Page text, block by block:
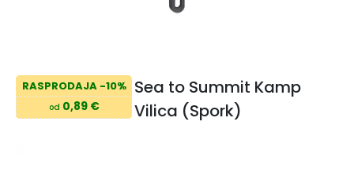
RASPRODAJA -10%
od 0,89 €
Sea to Summit Kamp
Vilica (Spork)